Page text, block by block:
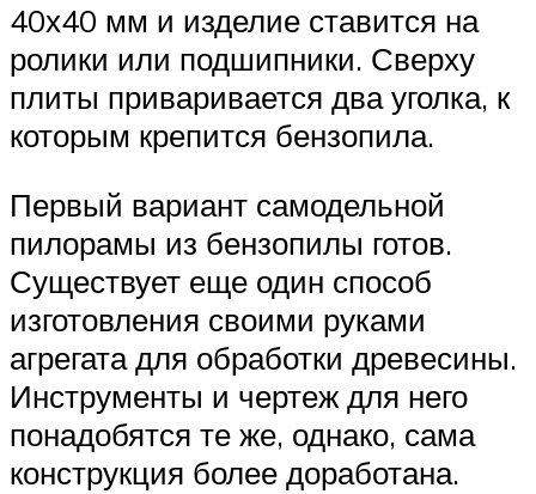
40х40 мм и изделие ставится на
ролики или подшипники. Сверху
плиты приваривается два уголка, к
которым крепится бензопила.
Первый вариант самодельной
пилорамы из бензопилы готов.
Существует еще один способ
изготовления своими руками
агрегата для обработки древесины.
Инструменты и чертеж для него
понадобятся те же, однако, сама
конструкция более доработана.